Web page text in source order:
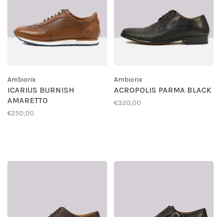
Ambiorix
ICARIUS BURNISH
AMARETTO
€250,00
Ambiorix
ACROPOLIS PARMA BLACK
€320,00